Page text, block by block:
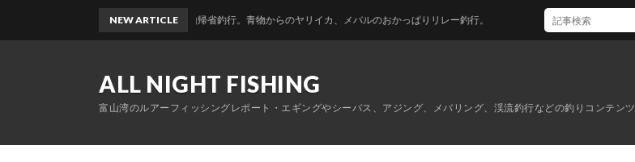
ALL NIGHT FISHING
富山湾のルアーフィッシングレポート・エギングやシーバス、アジング、メバリング、渓流釣行などの釣りコンテンツ
NEW ARTICLE
富山帰省釣行。青物からのヤリイカ、メバルのおかっぱりリレー釣行。